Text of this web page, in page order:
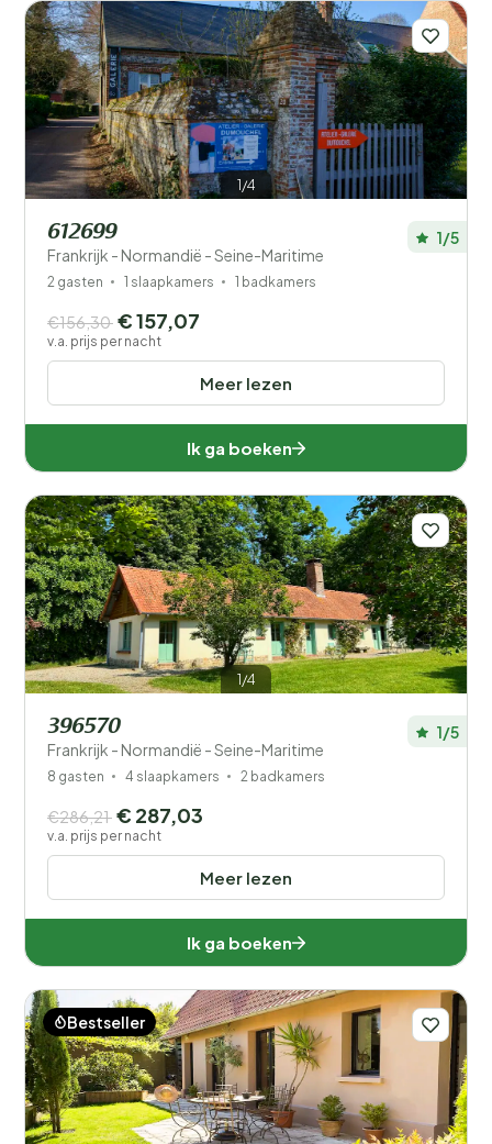
1/4
612699
Frankrijk - Normandië - Seine-Maritime
1/5
2 gasten 1 slaapkamers 1 badkamers
Meer lezen
€156,30 € 157,07
v.a. prijs per nacht
Ik ga boeken
1/4
396570
Frankrijk - Normandië - Seine-Maritime
1/5
8 gasten 4 slaapkamers 2 badkamers
Meer lezen
€286,21 € 287,03
v.a. prijs per nacht
Ik ga boeken
Bestseller